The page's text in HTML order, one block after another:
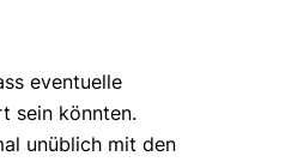
eventuelle
sein könnten.
unüblich mit den